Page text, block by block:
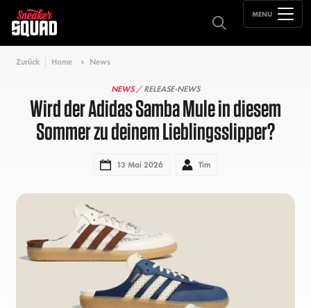
MENU
Zurück Home News
NEWS/ RELEASE-NEWS
Wird der Adidas Samba Mule in diesem
Sommer zu deinem Lieblingsslipper?
13 Mai 2026 Tim